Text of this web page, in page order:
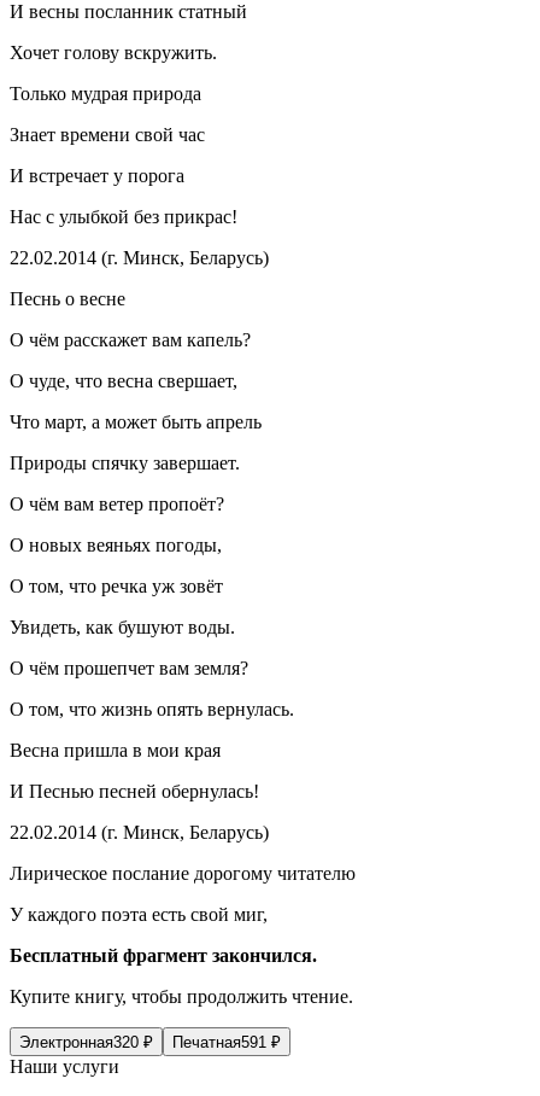
И весны посланник статный
Хочет голову вскружить.
Только мудрая природа
Знает времени свой час
И встречает у порога
Нас с улыбкой без прикрас!
22.02.2014 (г. Минск, Беларусь)
Песнь о весне
О чём расскажет вам капель?
О чуде, что весна свершает,
Что март, а может быть апрель
Природы спячку завершает.
О чём вам ветер пропоёт?
О новых веяньях погоды,
О том, что речка уж зовёт
Увидеть, как бушуют воды.
О чём прошепчет вам земля?
О том, что жизнь опять вернулась.
Весна пришла в мои края
И Песнью песней обернулась!
22.02.2014 (г. Минск, Беларусь)
Лирическое послание дорогому читателю
У каждого поэта есть свой миг,
Бесплатный фрагмент закончился.
Купите книгу, чтобы продолжить чтение.
Электронная320 ₽ Печатная591 ₽
Наши услуги